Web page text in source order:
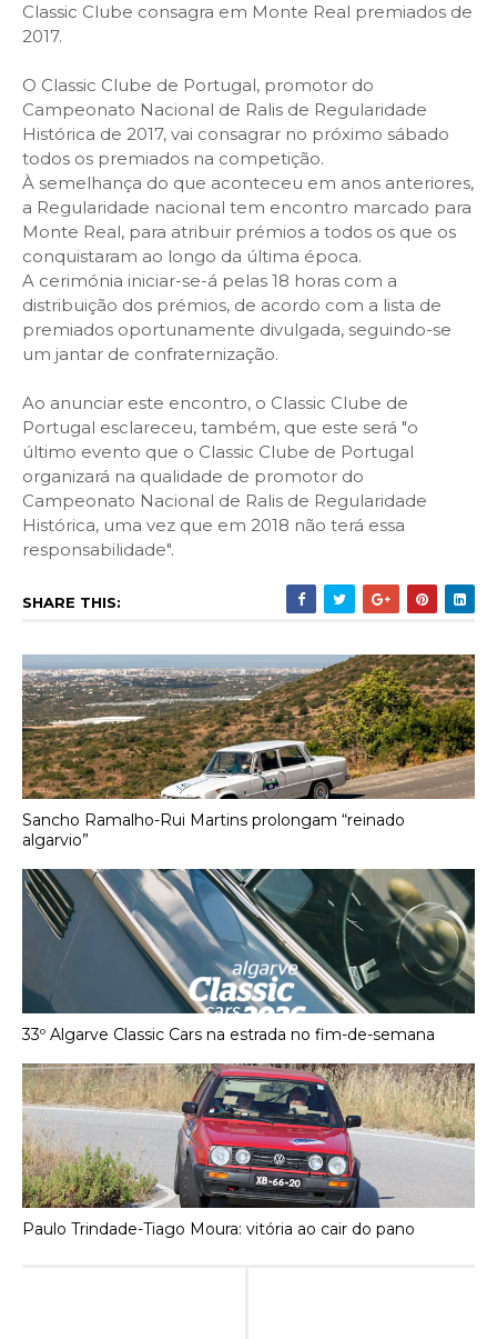
Classic Clube consagra em Monte Real premiados de
2017.
O Classic Clube de Portugal, promotor do
Campeonato Nacional de Ralis de Regularidade
Histórica de 2017, vai consagrar no próximo sábado
todos os premiados na competição.
À semelhança do que aconteceu em anos anteriores,
a Regularidade nacional tem encontro marcado para
Monte Real, para atribuir prémios a todos os que os
conquistaram ao longo da última época.
A cerimónia iniciar-se-á pelas 18 horas com a
distribuição dos prémios, de acordo com a lista de
premiados oportunamente divulgada, seguindo-se
um jantar de confraternização.
Ao anunciar este encontro, o Classic Clube de
Portugal esclareceu, também, que este será "o
último evento que o Classic Clube de Portugal
organizará na qualidade de promotor do
Campeonato Nacional de Ralis de Regularidade
Histórica, uma vez que em 2018 não terá essa
responsabilidade".
SHARE THIS:
Sancho Ramalho-Rui Martins prolongam “reinado
algarvio”
33º Algarve Classic Cars na estrada no fim-de-semana
Paulo Trindade-Tiago Moura: vitória ao cair do pano